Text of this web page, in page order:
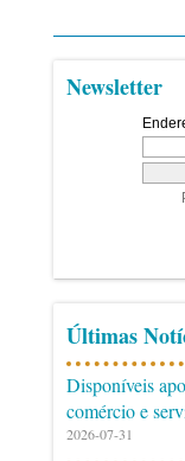
Newsletter
Últimas
Disponíveis
comércio e
2026-07-31